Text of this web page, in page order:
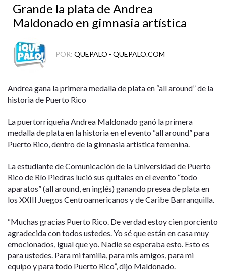
Grande la plata de Andrea
Maldonado en gimnasia artística
POR: QUEPALO - QUEPALO.COM
Andrea gana la primera medalla de plata en “all around” de la
historia de Puerto Rico
La puertorriqueña Andrea Maldonado ganó la primera
medalla de plata en la historia en el evento “all around” para
Puerto Rico, dentro de la gimnasia artística femenina.
La estudiante de Comunicación de la Universidad de Puerto
Rico de Río Piedras lució sus quítales en el evento “todo
aparatos” (all around, en inglés) ganando presea de plata en
los XXIII Juegos Centroamericanos y de Caribe Barranquilla.
“Muchas gracias Puerto Rico. De verdad estoy cien porciento
agradecida con todos ustedes. Yo sé que están en casa muy
emocionados, igual que yo. Nadie se esperaba esto. Esto es
para ustedes. Para mi familia, para mis amigos, para mi
equipo y para todo Puerto Rico”, dijo Maldonado.